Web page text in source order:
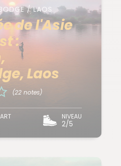
/ LAOS
de l'Asie
:
Laos
(22 notes)
NIVEAU
2/5